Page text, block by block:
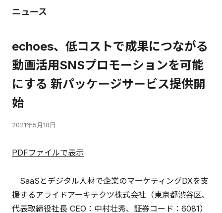
ニュース
echoes、低コストで成果につながる
動画活用SNSプロモーションを可能
にする 新パッケージサービス提供開
始
2021年5月10日
PDFファイルで表示
SaaSとデジタル人材で企業のマーケティングDXを支
援するアライドアーキテクツ株式会社（東京都渋谷区、
代表取締役社長 CEO：中村壮秀、証券コード：6081）